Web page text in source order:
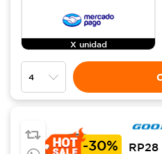
X unidad
-30%
RP28